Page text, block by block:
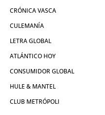
CRÓNICA VASCA
CULEMANÍA
LETRA GLOBAL
ATLÁNTICO HOY
CONSUMIDOR GLOBAL
HULE & MANTEL
CLUB METRÓPOLI